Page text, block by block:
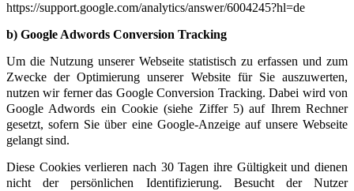
https://support.google.com/analytics/answer/6004245?hl=de
b) Google Adwords Conversion Tracking
Um die Nutzung unserer Webseite statistisch zu erfassen und zum
Zwecke der Optimierung unserer Website für Sie auszuwerten,
nutzen wir ferner das Google Conversion Tracking. Dabei wird von
Google Adwords ein Cookie (siehe Ziffer 5) auf Ihrem Rechner
gesetzt, sofern Sie über eine Google-Anzeige auf unsere Webseite
gelangt sind.
Diese Cookies verlieren nach 30 Tagen ihre Gültigkeit und dienen
nicht der persönlichen Identifizierung. Besucht der Nutzer